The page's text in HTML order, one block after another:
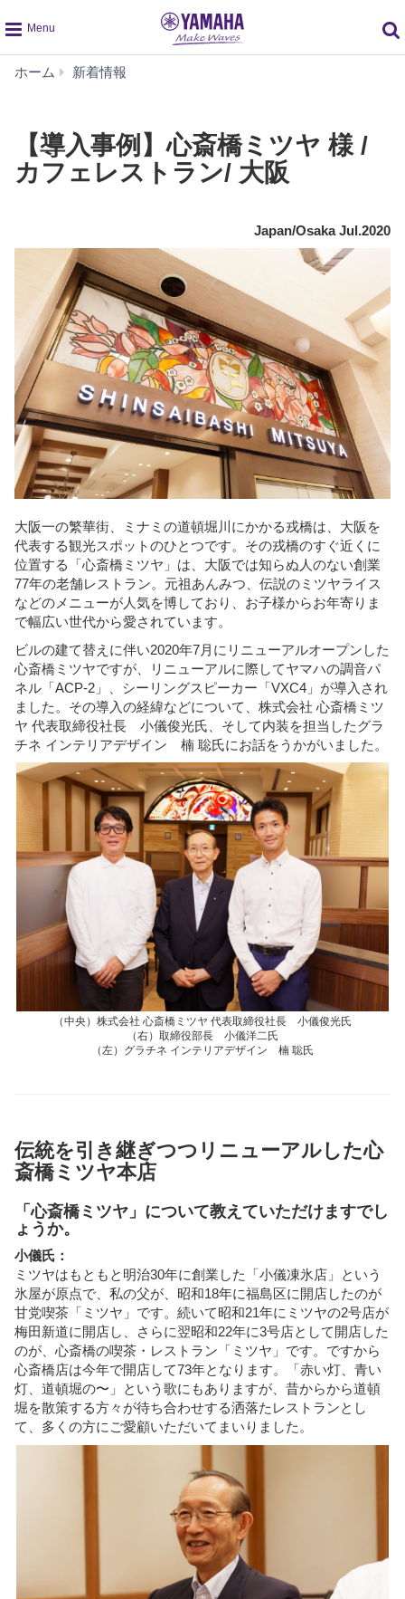
global
navigation
ホーム 新着情報
例】
心
斎
橋
/
カ
フ
ェ
レ
ス
ト
ラ
ン/
阪
【導入事例】心斎橋ミツヤ 様 /
カフェレストラン/ 大阪
Japan/Osaka Jul.2020
大阪一の繁華街、ミナミの道頓堀川にかかる戎橋は、大阪を
代表する観光スポットのひとつです。その戎橋のすぐ近くに
位置する「心斎橋ミツヤ」は、大阪では知らぬ人のない創業
77年の老舗レストラン。元祖あんみつ、伝説のミツヤライス
などのメニューが人気を博しており、お子様からお年寄りま
で幅広い世代から愛されています。
ビルの建て替えに伴い2020年7月にリニューアルオープンした
心斎橋ミツヤですが、リニューアルに際してヤマハの調音パ
ネル「ACP-2」、シーリングスピーカー「VXC4」が導入され
ました。その導入の経緯などについて、株式会社 心斎橋ミツ
ヤ 代表取締役社長 小儀俊光氏、そして内装を担当したグラ
チネ インテリアデザイン 楠 聡氏にお話をうかがいました。
（中央）株式会社 心斎橋ミツヤ 代表取締役社長 小儀俊光氏
（右）取締役部長 小儀洋二氏
（左）グラチネ インテリアデザイン 楠 聡氏
伝統を引き継ぎつつリニューアルした心
斎橋ミツヤ本店
「心斎橋ミツヤ」について教えていただけますでし
ょうか。
小儀氏：
ミツヤはもともと明治30年に創業した「小儀凍氷店」という
氷屋が原点で、私の父が、昭和18年に福島区に開店したのが
甘党喫茶「ミツヤ」です。続いて昭和21年にミツヤの2号店が
梅田新道に開店し、さらに翌昭和22年に3号店として開店した
のが、心斎橋の喫茶・レストラン「ミツヤ」です。ですから
心斎橋店は今年で開店して73年となります。「赤い灯、青い
灯、道頓堀の〜」という歌にもありますが、昔からから道頓
堀を散策する方々が待ち合わせする洒落たレストランとし
て、多くの方にご愛顧いただいてまいりました。